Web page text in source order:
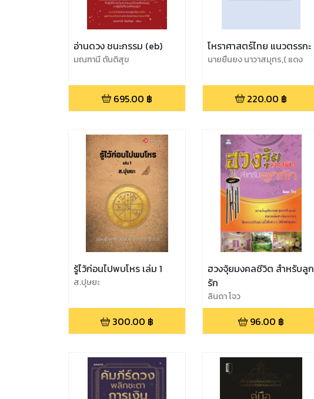
อ่านดวง ชนะกรรม (eb)
มณฑานี ตันติสุข
695.00 ฿
โหราศาสตร์ไทย แนวตรรกะ
นายยืนยง นาวาสมุทร,( แดง
220.00 ฿
รู้ไว้ก่อนไปพบโหร เล่ม 1
ส.ปุษยะ
300.00 ฿
ฮวงจุ้ยมงคลชีวิต สำหรับลูก
รัก
ลินดา โจว
96.00 ฿